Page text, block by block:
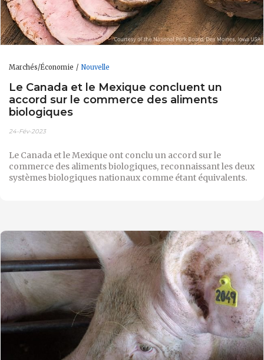
Marchés/Économie Nouvelle
Le Canada et le Mexique concluent un
accord sur le commerce des aliments
biologiques
24-Fév-2023
Le Canada et le Mexique ont conclu un accord sur le
commerce des aliments biologiques, reconnaissant les deux
systèmes biologiques nationaux comme étant équivalents.